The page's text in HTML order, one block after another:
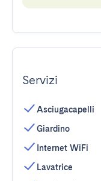
Servizi
Asciugacapelli
Giardino
Internet WiFi
Lavatrice